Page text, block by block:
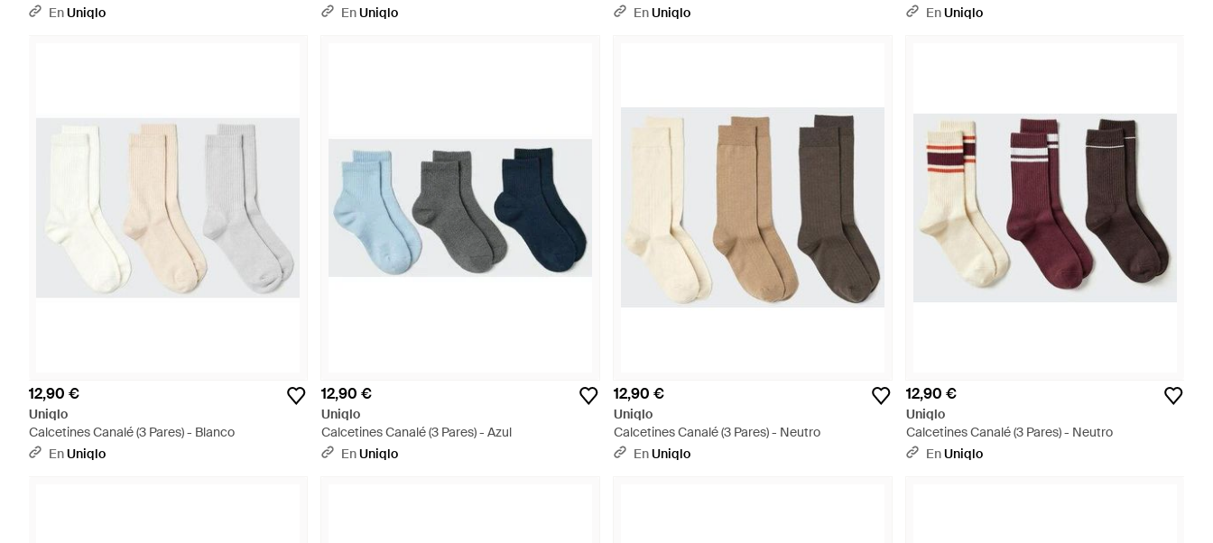
EnUniqlo
EnUniqlo
EnUniqlo
EnUniqlo
12,90 €
Uniqlo
Calcetines Canalé (3 Pares) - Blanco
EnUniqlo
12,90 €
Uniqlo
Calcetines Canalé (3 Pares) - Azul
EnUniqlo
12,90 €
Uniqlo
Calcetines Canalé (3 Pares) - Neutro
EnUniqlo
12,90 €
Uniqlo
Calcetines Canalé (3 Pares) - Neutro
EnUniqlo